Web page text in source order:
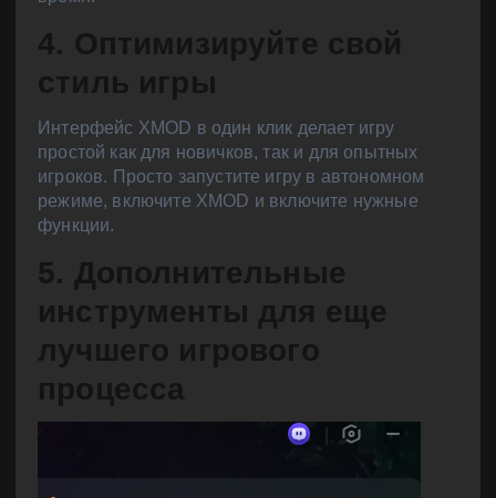
4. Оптимизируйте свой
стиль игры
Интерфейс XMOD в один клик делает игру
простой как для новичков, так и для опытных
игроков. Просто запустите игру в автономном
режиме, включите XMOD и включите нужные
функции.
5. Дополнительные
инструменты для еще
лучшего игрового
процесса